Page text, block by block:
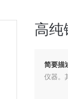
高纯
简要描
仪器。